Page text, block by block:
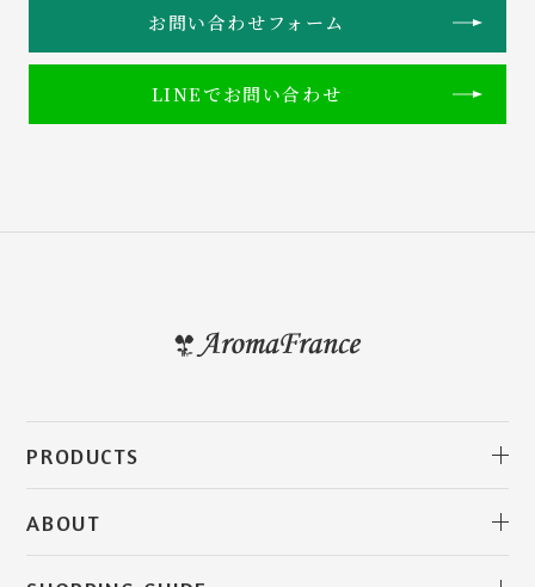
お問い合わせフォーム
LINEでお問い合わせ
PRODUCTS
アロマフランス・クレイ
クレイ クレンジングバーム
クレイソープ
クレイ＆ハーブウォーターペースト
クレイ バスタブレット
天然化粧水／ハーブウォーター
美容オイル／キャリアオイル
クレームイリゼ
ヘア＆スカルプケア
クレイトゥースペースト
精油／アロマオイル
クレイウォーター
ハーブティー
セレクト商品／関連書籍
ギフト
すべての商品
ABOUT
アロマフランスについて
創業者メッセージ
アロマフランスの歴史
産地・環境について
クレイの特徴について
クレイの使い方